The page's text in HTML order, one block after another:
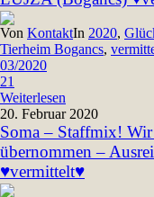
Von KontaktIn 2020,
Tierheim Bogancs,
03/2020
21
Weiterlesen
20. Februar 2020
Soma – Staffmix!
übernommen –
♥vermittelt♥